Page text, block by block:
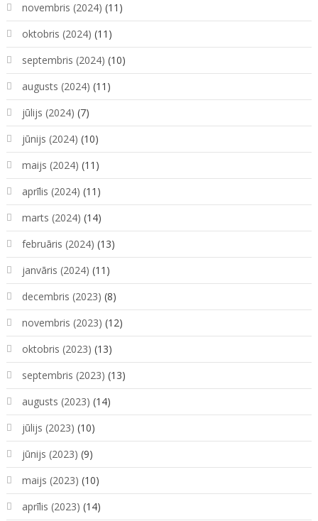
novembris (2024) (11)
oktobris (2024) (11)
septembris (2024) (10)
augusts (2024) (11)
jūlijs (2024) (7)
jūnijs (2024) (10)
maijs (2024) (11)
aprīlis (2024) (11)
marts (2024) (14)
februāris (2024) (13)
janvāris (2024) (11)
decembris (2023) (8)
novembris (2023) (12)
oktobris (2023) (13)
septembris (2023) (13)
augusts (2023) (14)
jūlijs (2023) (10)
jūnijs (2023) (9)
maijs (2023) (10)
aprīlis (2023) (14)